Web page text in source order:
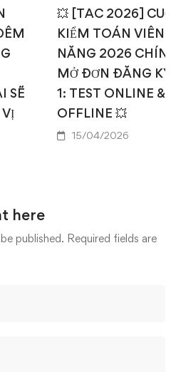
SẼ
💥 [TAC 2026]
KIỂM TOÁN VIÊN
NĂNG 2026
MỞ ĐƠN ĐĂNG KÝ
1: TEST ONLINE &
OFFLINE 💥
15/04/2026
here
published. Required fields are